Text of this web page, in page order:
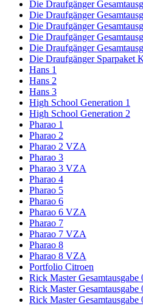
Die Draufgänger
Die Draufgänger
Die Draufgänger
Die Draufgänger
Die Draufgänger
Die Draufgänger Sparpaket
Hans 1
Hans 2
Hans 3
High School Generation 1
High School Generation 2
Pharao 1
Pharao 2
Pharao 2 VZA
Pharao 3
Pharao 3 VZA
Pharao 4
Pharao 5
Pharao 6
Pharao 6 VZA
Pharao 7
Pharao 7 VZA
Pharao 8
Pharao 8 VZA
Portfolio Citroen
Rick Master Gesamtausgabe
Rick Master Gesamtausgabe
Rick Master Gesamtausgabe